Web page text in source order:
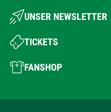
UNSER NEWSLETTER
TICKETS
FANSHOP